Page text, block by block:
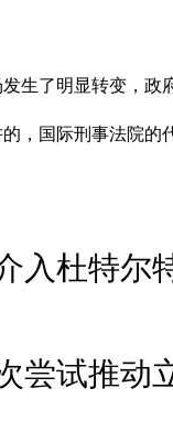
生了明显转变，政
，国际刑事法院
入杜特尔
尝试推动